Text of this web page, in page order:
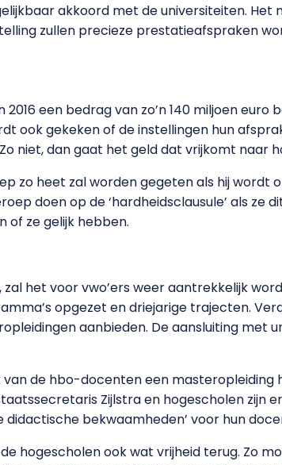
akkoord met de universiteiten.
zullen precieze prestatieafspraken
een bedrag van zo’n 140 miljoen
ook gekeken of de instellingen hun
niet, dan gaat het geld dat vrijkomt naar
zo heet zal worden gegeten als hij wordt
doen op de ‘hardheidsclausule’ als ze
of ze gelijk hebben.
het voor vwo’ers weer aantrekkelijk
opgezet en driejarige trajecten.
aanbieden. De aansluiting met
van de hbo-docenten een
Zijlstra en hogescholen zijn
didactische bekwaamheden’ voor hun
hogescholen ook wat vrijheid terug. Zo